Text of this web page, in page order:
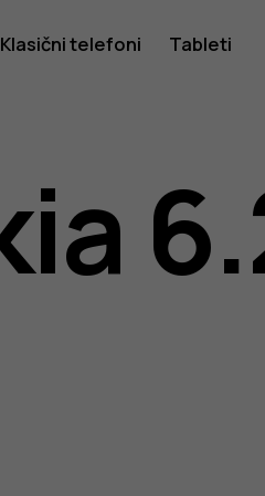
Klasični telefoni Tableti